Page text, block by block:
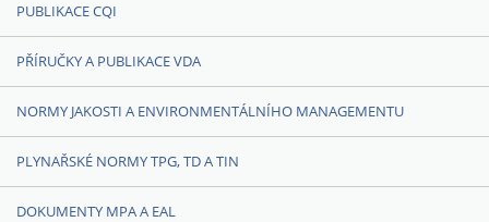
PUBLIKACE CQI
PŘÍRUČKY A PUBLIKACE VDA
NORMY JAKOSTI A ENVIRONMENTÁLNÍHO MANAGEMENTU
PLYNAŘSKÉ NORMY TPG, TD A TIN
DOKUMENTY MPA A EAL